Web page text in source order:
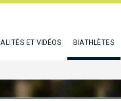
ET VIDÉOS BIATHLÈTES